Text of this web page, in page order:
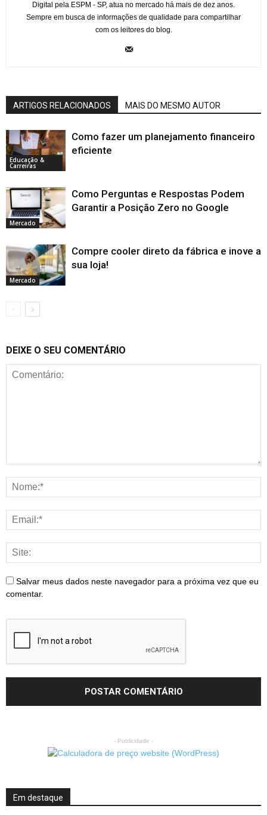
Digital pela ESPM - SP, atua no mercado há mais de dez anos.
Sempre em busca de informações de qualidade para compartilhar
com os leitores do blog.
ARTIGOS RELACIONADOS MAIS DO MESMO AUTOR
Educação &
Carreiras
Como fazer um planejamento financeiro
eficiente
Mercado
Como Perguntas e Respostas Podem
Garantir a Posição Zero no Google
Mercado
Compre cooler direto da fábrica e inove a
sua loja!
DEIXE O SEU COMENTÁRIO
Salvar meus dados neste navegador para a próxima vez que eu
comentar.
- Publicidade -
Em destaque